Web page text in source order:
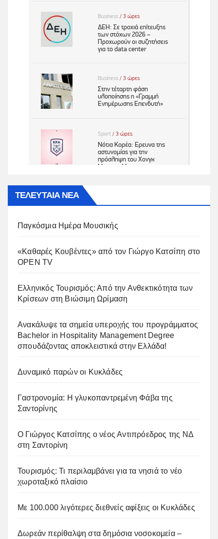
ΤΕΛΕΥΤΑΙΑ ΝΕΑ
Παγκόσμια Ημέρα Μουσικής
«Καθαρές Κουβέντες» από τον Γιώργο Κατσίπη στο
OPEN TV
Ελληνικός Τουρισμός: Από την Ανθεκτικότητα των
Κρίσεων στη Βιώσιμη Ωρίμαση
Ανακάλυψε τα σημεία υπεροχής του προγράμματος
Bachelor in Hospitality Management Degree
σπουδάζοντας αποκλειστικά στην Ελλάδα!
Δυναμικό παρών οι Κυκλάδες
Γαστρονομία: Η γλυκοπαντρεμένη Φάβα της
Σαντορίνης
Ο Γιώργος Κατσίπης ο νέος Αντιπρόεδρος της ΝΔ
στη Σαντορίνη
Τουρισμός: Τι περιλαμβάνει για τα νησιά το νέο
χωροταξικό πλαίσιο
Με 100.000 λιγότερες διεθνείς αφίξεις οι Κυκλάδες
Δωρεάν περίθαλψη στα δημόσια νοσοκομεία –